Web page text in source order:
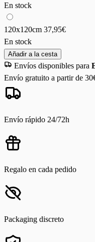
En stock
120x120cm 37,95€
En stock
Añadir a la cesta
Envíos disponibles para
Envío gratuito a partir de
Envío rápido 24/72h
Regalo en cada pedido
Packaging discreto